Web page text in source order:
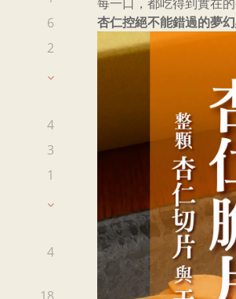
6
2
4
3
1
4
杏仁控絕不能錯過的夢幻